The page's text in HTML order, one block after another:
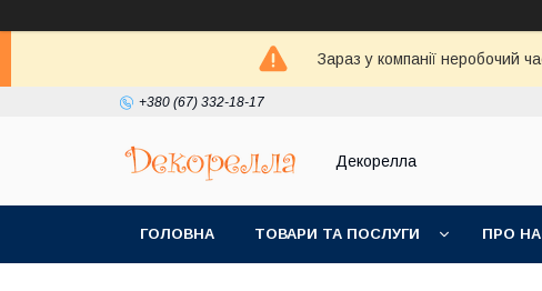
Зараз у компанії неробочий
+380 (67) 332-18-17
Декорелла
ГОЛОВНА ТОВАРИ ТА ПОСЛУГИ ПРО